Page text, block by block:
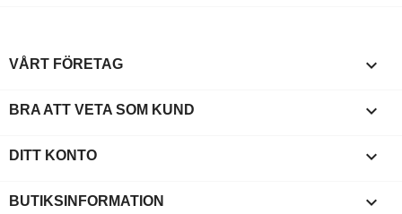
VÅRT FÖRETAG 
BRA ATT VETA SOM KUND 
DITT KONTO 
BUTIKSINFORMATION keyboard_arrow_down